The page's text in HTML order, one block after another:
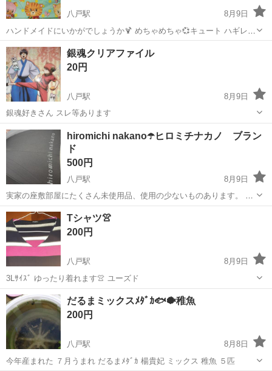
八戸駅
8月9日
ハンドメイドにいかがでしょうか🍹 めちゃめちゃ💞キュート ハギレ
45センチ×45センチ
青森 八戸市 八戸駅
銀魂クリアファイル
20円
八戸駅
8月9日
銀魂好きさん スレ等あります
青森 八戸市
hiromichi nakano☂️ヒロミチナカノ ブラン
ド
500円
八戸駅
8月9日
実家の座敷部屋にたくさん未使用品、使用の少ないものあります。 少
しずつ片付けしていきます🏠 気になるものがございましたら😃よろし
くお願いいたします🙇‍♀️ 長期保存 hiromichi nakano ヒロミチナカノ
し...
青森 八戸市 八戸駅
Tシャツ👚
200円
八戸駅
8月9日
3Lｻｲｽﾞ ゆったり着れます👚 ユーズド
青森 八戸市 八戸駅 その他
だるまミックスﾒﾀﾞｶ🐟🐡稚魚
200円
八戸駅
8月8日
今年産まれた ７月うまれ だるまﾒﾀﾞｶ 楊貴妃 ミックス 稚魚 ５匹